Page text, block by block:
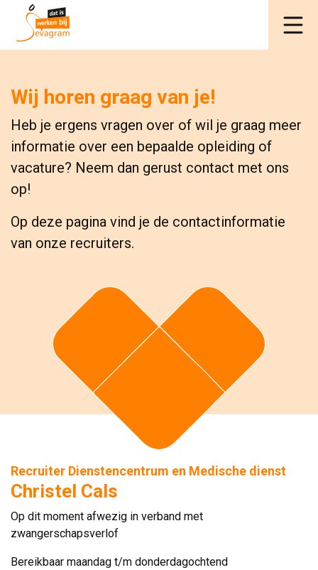
Wij horen graag van je!
Heb je ergens vragen over of wil je graag meer
informatie over een bepaalde opleiding of
vacature? Neem dan gerust contact met ons
op!
Op deze pagina vind je de contactinformatie
van onze recruiters.
Recruiter Dienstencentrum en Medische dienst
Christel Cals
Op dit moment afwezig in verband met
zwangerschapsverlof
Bereikbaar maandag t/m donderdagochtend